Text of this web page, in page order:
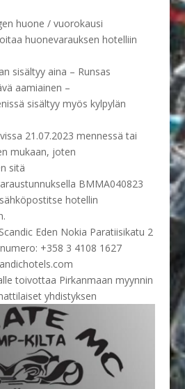
huone / vuorokausi
huonevarauksen hotelliin
sisältyy aina – Runsas
aamiainen –
sisältyy myös kylpylän
21.07.2023 mennessä tai
mukaan, joten
sitä
BMMA040823
hotellin
Eden Nokia Paratiisikatu 2
+358 3 4108 1627
toivottaa Pirkanmaan myynnin
yhdistyksen